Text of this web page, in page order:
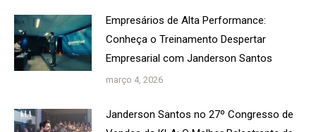
Empresários de Alta Performance:
Conheça o Treinamento Despertar
Empresarial com Janderson Santos
março 4, 2026
Janderson Santos no 27º Congresso de